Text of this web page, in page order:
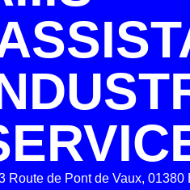
Route de Pont de Vaux, 01380